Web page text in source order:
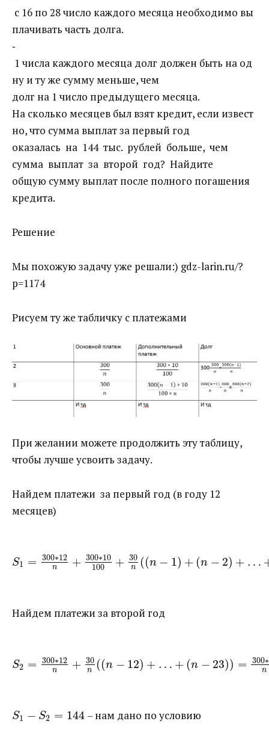
с 16 по 28 число каждого месяца необходимо вы
плачивать часть долга.
‐
1 числа каждого месяца долг должен быть на од
ну и ту же сумму меньше, чем
долг на 1 число предыдущего месяца.
На сколько месяцев был взят кредит, если извест
но, что сумма выплат за первый год
оказалась на 144 тыс. рублей больше, чем
сумма выплат за второй год? Найдите
общую сумму выплат после полного погашения
кредита.
Решение
Мы похожую задачу уже решали:) gdz-larin.ru/?
p=1174
Рисуем ту же табличку с платежами
При желании можете продолжить эту таблицу,
чтобы лучше усвоить задачу.
Найдем платежи за первый год (в году 12
месяцев)
S1 = 300∗12
n + 300∗10
100
+ 30
n ((n − 1 ) + (n − 2) + …
Найдем платежи за второй год
S2 = 300∗12
n + 30
n ((n − 12) + … + (n − 23)) = 300∗
n
S1 − S2 = 144 ​ – нам дано по условию